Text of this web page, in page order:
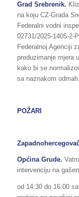
Grad Srebrenik.
na koju CZ-Grada
Federalni vodni
02731/2025-1405-2-
Federalnoj Agenciji
preduzimanje mjera
kako bi se
sa naznakom odmah.
POŽARI
Općina Grude.
intervenciju na
od 14:30 do 16:00